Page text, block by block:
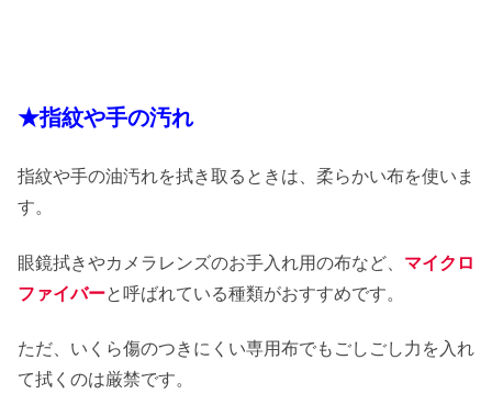
★指紋や手の汚れ
指紋や手の油汚れを拭き取るときは、柔らかい布を使いま
す。
眼鏡拭きやカメラレンズのお手入れ用の布など、 マイクロ
ファイバーと呼ばれている種類がおすすめです。
ただ、いくら傷のつきにくい専用布でもごしごし力を入れ
て拭くのは厳禁です。